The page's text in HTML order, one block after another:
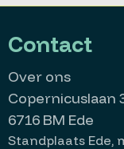
Contact
Over ons
Copernicuslaan
6716 BM Ede
Standplaats Ede,